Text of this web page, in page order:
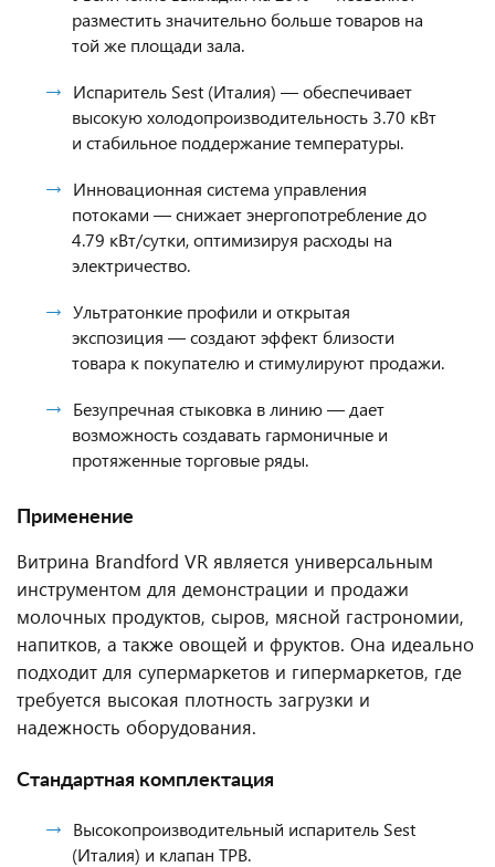
разместить значительно больше товаров на
той же площади зала.
Испаритель Sest (Италия) — обеспечивает
высокую холодопроизводительность 3.70 кВт
и стабильное поддержание температуры.
Инновационная система управления
потоками — снижает энергопотребление до
4.79 кВт/сутки, оптимизируя расходы на
электричество.
Ультратонкие профили и открытая
экспозиция — создают эффект близости
товара к покупателю и стимулируют продажи.
Безупречная стыковка в линию — дает
возможность создавать гармоничные и
протяженные торговые ряды.
Применение
Витрина Brandford VR является универсальным
инструментом для демонстрации и продажи
молочных продуктов, сыров, мясной гастрономии,
напитков, а также овощей и фруктов. Она идеально
подходит для супермаркетов и гипермаркетов, где
требуется высокая плотность загрузки и
надежность оборудования.
Стандартная комплектация
Высокопроизводительный испаритель Sest
(Италия) и клапан ТРВ.